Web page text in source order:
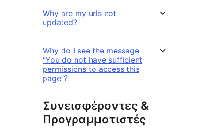
Why are my urls not
updated?
Why do I see the message
“You do not have sufficient
permissions to access this
page”?
Συνεισφέροντες &
Προγραμματιστές